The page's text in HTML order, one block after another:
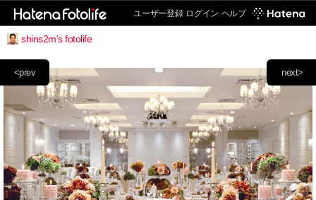
ユーザー登録 ログイン ヘルプ
shins2m's fotolife
next>
<prev